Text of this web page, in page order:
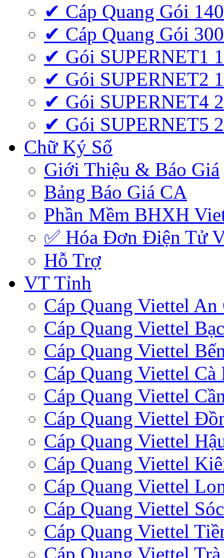
✔ Cáp Quang Gói
✔ Cáp Quang Gói
✔ Gói SUPERNET1
✔ Gói SUPERNET2
✔ Gói SUPERNET4
✔ Gói SUPERNET5
Chữ Ký Số
Giới Thiệu & Báo Giá
Bảng Báo Giá CA
Phần Mềm BHXH
✅‎ Hóa Đơn Điện Tử
Hỗ Trợ
VT Tỉnh
Cáp Quang Viettel An
Cáp Quang Viettel
Cáp Quang Viettel
Cáp Quang Viettel Cà
Cáp Quang Viettel
Cáp Quang Viettel
Cáp Quang Viettel
Cáp Quang Viettel
Cáp Quang Viettel
Cáp Quang Viettel
Cáp Quang Viettel